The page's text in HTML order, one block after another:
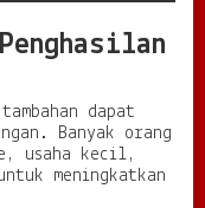
dapat
Banyak orang
usaha kecil,
meningkatkan